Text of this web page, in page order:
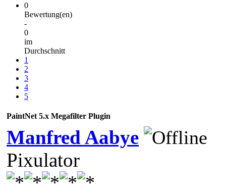
0
Bewertung(en)
-
0
im
Durchschnitt
1
2
3
4
5
PaintNet 5.x Megafilter Plugin
Manfred Aabye
Pixulator